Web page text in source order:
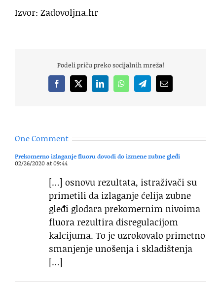
Izvor: Zadovoljna.hr
Podeli priču preko socijalnih mreža!
Facebook
X LinkedInWhatsAppTelegramEmail
One Comment
Prekomerno izlaganje fluoru dovodi do izmene zubne gleđi
02/26/2020 at 09:44
[…] osnovu rezultata, istraživači su
primetili da izlaganje ćelija zubne
gleđi glodara prekomernim nivoima
fluora rezultira disregulacijom
kalcijuma. To je uzrokovalo primetno
smanjenje unošenja i skladištenja
[…]